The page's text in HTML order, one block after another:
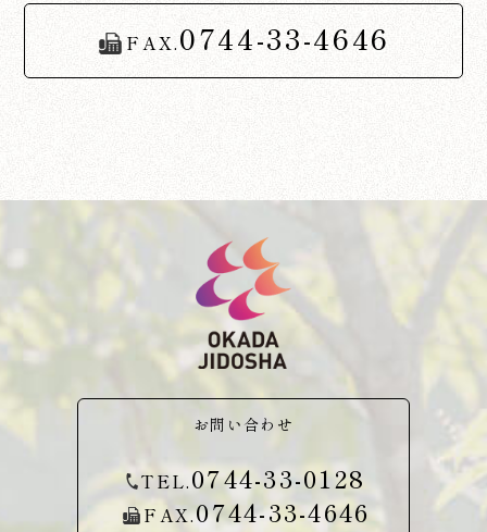
FAX.0744-33-4646
お問い合わせ
TEL.0744-33-0128
FAX.0744-33-4646